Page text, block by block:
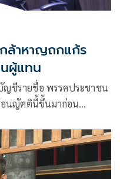
ล้าหาญถกแก้ร
ผู้แทน
ชีรายชื่อ พรรคประชาชน
อนญัตตินี้ขึ้นมาก่อน